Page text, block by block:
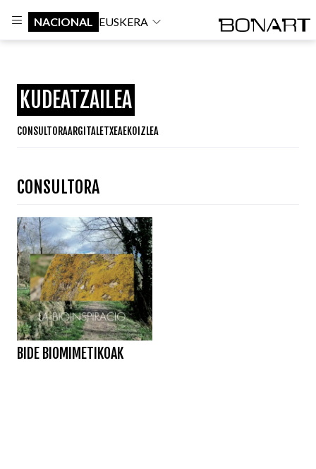
NACIONAL EUSKERA
KUDEATZAILEA
CONSULTORAARGITALETXEAEKOIZLEA
CONSULTORA
BIDE BIOMIMETIKOAK